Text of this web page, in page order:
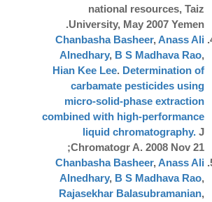
national resources, Taiz
University, May 2007 Yemen.
Chanbasha Basheer,Anass Ali
Alnedhary, B S Madhava Rao,
Hian Kee Lee. Determination of
carbamate pesticides using
micro-solid-phase extraction
combined with high-performance
liquid chromatography. J
Chromatogr A. 2008 Nov 21;
Chanbasha Basheer,Anass Ali
Alnedhary, B S Madhava Rao,
Rajasekhar Balasubramanian,